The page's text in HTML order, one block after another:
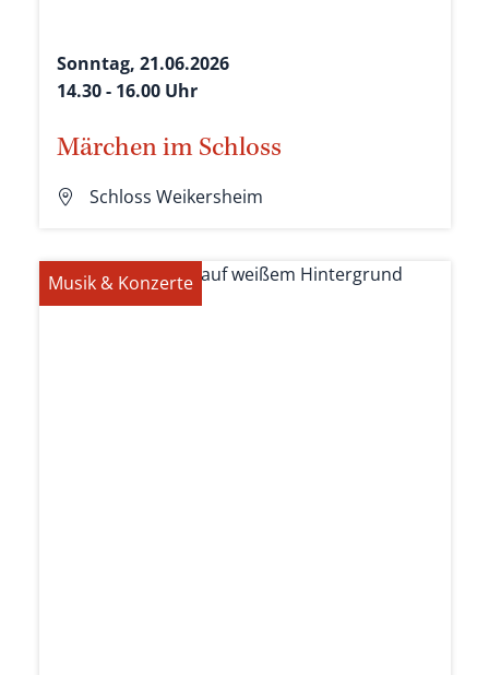
Sonntag, 21.06.2026
14.30 - 16.00 Uhr
Märchen im Schloss
Schloss Weikersheim
Musik & Konzerte